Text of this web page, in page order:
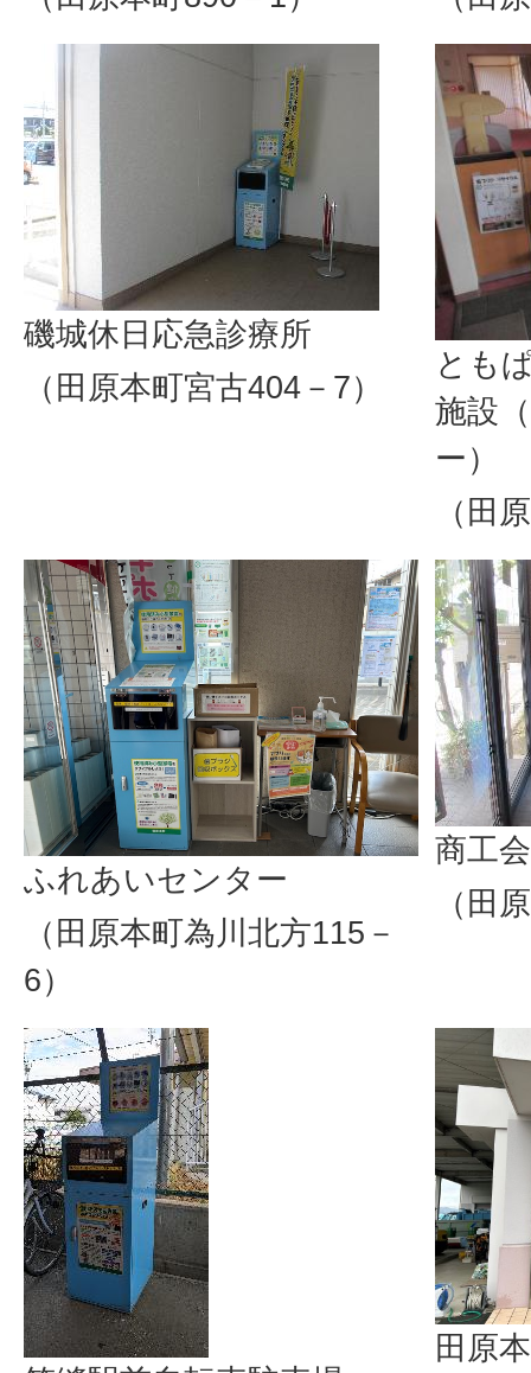
磯城休日応急診療所
（田原本町宮古404－7）
とも
施設
ー）
（田
ふれあいセンター
（田原本町為川北方115－
6）
商工会
（田
田原